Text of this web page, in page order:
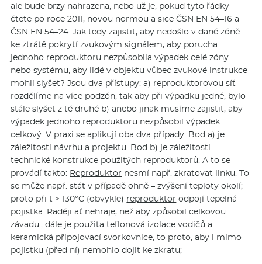
ale bude brzy nahrazena, nebo už je, pokud tyto řádky
čtete po roce 2011, novou normou a sice ČSN EN 54–16 a
ČSN EN 54–24. Jak tedy zajistit, aby nedošlo v dané zóně
ke ztrátě pokrytí zvukovým signálem, aby porucha
jednoho reproduktoru nezpůsobila výpadek celé zóny
nebo systému, aby lidé v objektu vůbec zvukové instrukce
mohli slyšet? Jsou dva přístupy: a) reproduktorovou síť
rozdělíme na více podzón, tak aby při výpadku jedné, bylo
stále slyšet z té druhé b) anebo jinak musíme zajistit, aby
výpadek jednoho reproduktoru nezpůsobil výpadek
celkový. V praxi se aplikují oba dva případy. Bod a) je
záležitosti návrhu a projektu. Bod b) je záležitosti
technické konstrukce použitých reproduktorů. A to se
provádí takto: Reproduktor nesmí např. zkratovat linku. To
se může např. stát v případě ohně – zvýšení teploty okolí;
proto při t > 130°C (obvykle) reproduktor odpojí tepelná
pojistka. Raději ať nehraje, než aby způsobil celkovou
závadu.; dále je použita teflonová izolace vodičů a
keramická připojovací svorkovnice, to proto, aby i mimo
pojistku (před ní) nemohlo dojit ke zkratu;